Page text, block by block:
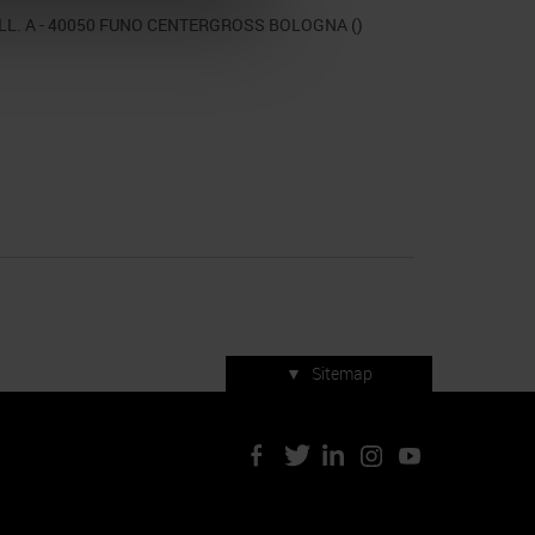
A - 40050 FUNO CENTERGROSS BOLOGNA ()
▼ Sitemap
Servizi di manifestazione